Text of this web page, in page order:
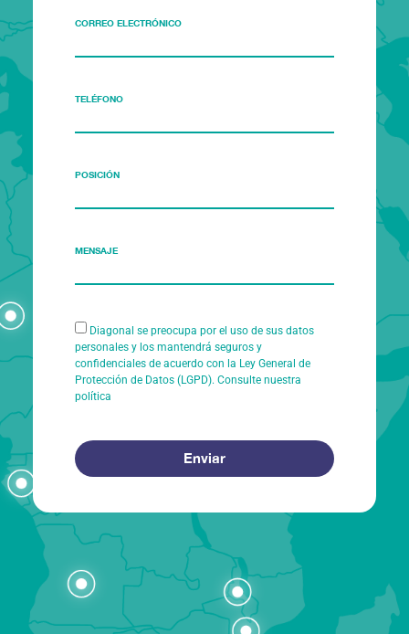
CORREO ELECTRÓNICO
TELÉFONO
POSICIÓN
MENSAJE
Diagonal se preocupa por el uso de sus datos
personales y los mantendrá seguros y
confidenciales de acuerdo con la Ley General de
Protección de Datos (LGPD). Consulte nuestra
política
Enviar